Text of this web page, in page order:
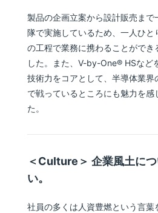
製品の企画立案から設計販売まで
隊で実施しているため、一人ひと
の工程で業務に携わることができ
した。また、V-by-One® HSなど
技術力をコアとして、半導体業界
で戦っているところにも魅力を感
た。
＜Culture＞ 企業風土に
い。
社員の多くは人資豊燃という言葉